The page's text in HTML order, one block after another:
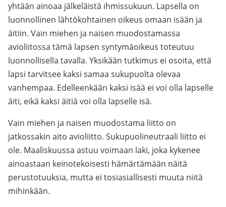
yhtään ainoaa jälkeläistä ihmissukuun. Lapsella on
luonnollinen lähtökohtainen oikeus omaan isään ja
äitiin. Vain miehen ja naisen muodostamassa
avioliitossa tämä lapsen syntymäoikeus toteutuu
luonnollisella tavalla. Yksikään tutkimus ei osoita, että
lapsi tarvitsee kaksi samaa sukupuolta olevaa
vanhempaa. Edelleenkään kaksi isää ei voi olla lapselle
äiti, eikä kaksi äitiä voi olla lapselle isä.
Vain miehen ja naisen muodostama liitto on
jatkossakin aito avioliitto. Sukupuolineutraali liitto ei
ole. Maaliskuussa astuu voimaan laki, joka kykenee
ainoastaan keinotekoisesti hämärtämään näitä
perustotuuksia, mutta ei tosiasiallisesti muuta niitä
mihinkään.